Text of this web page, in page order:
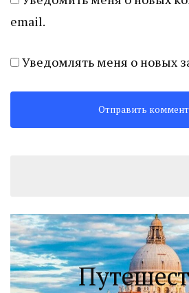
email.
Уведомлять меня о новых